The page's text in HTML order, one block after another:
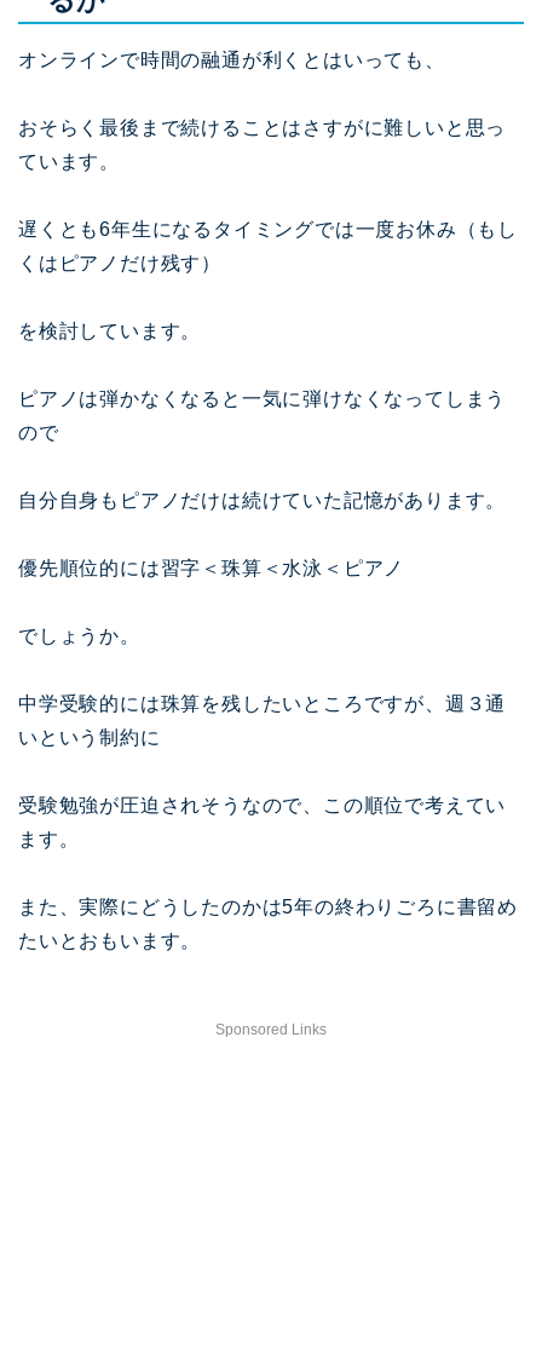
オンラインで時間の融通が利くとはいっても、
おそらく最後まで続けることはさすがに難しいと思っ
ています。
遅くとも6年生になるタイミングでは一度お休み（もし
くはピアノだけ残す）
を検討しています。
ピアノは弾かなくなると一気に弾けなくなってしまう
ので
自分自身もピアノだけは続けていた記憶があります。
優先順位的には習字＜珠算＜水泳＜ピアノ
でしょうか。
中学受験的には珠算を残したいところですが、週３通
いという制約に
受験勉強が圧迫されそうなので、この順位で考えてい
ます。
また、実際にどうしたのかは5年の終わりごろに書留め
たいとおもいます。
Sponsored Links